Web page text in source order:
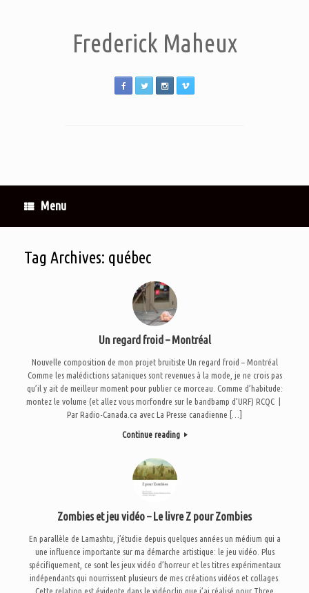
Frederick Maheux
Menu
Tag Archives: québec
Un regard froid – Montréal
Nouvelle composition de mon projet bruitiste Un regard froid – Montréal
Comme les malédictions sataniques sont revenues à la mode, je ne crois pas
qu’il y ait de meilleur moment pour publier ce morceau. Comme d’habitude:
montez le volume (et allez vous morfondre sur le bandbamp d’URF) RCQC |
Par Radio-Canada.ca avec La Presse canadienne […]
Continue reading
Zombies et jeu vidéo – Le livre Z pour Zombies
En parallèle de Lamashtu, j’étudie depuis quelques années un médium qui a
une influence importante sur ma démarche artistique: le jeu vidéo. Plus
spécifiquement, ce sont les jeux vidéo d’horreur et les titres expérimentaux
indépendants qui nourrissent plusieurs de mes créations vidéos et collages.
Cette relation est évidente dans le vidéoclip que j’ai réalisé pour Three